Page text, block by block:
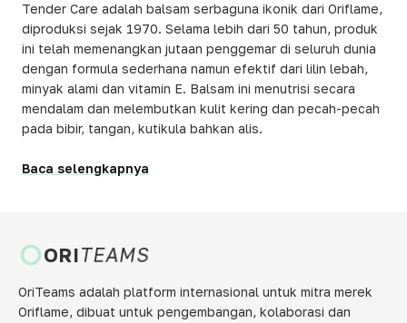
Tender Care adalah balsam serbaguna ikonik dari Oriflame,
diproduksi sejak 1970. Selama lebih dari 50 tahun, produk
ini telah memenangkan jutaan penggemar di seluruh dunia
dengan formula sederhana namun efektif dari lilin lebah,
minyak alami dan vitamin E. Balsam ini menutrisi secara
mendalam dan melembutkan kulit kering dan pecah-pecah
pada bibir, tangan, kutikula bahkan alis.
Baca selengkapnya
ORITEAMS
OriTeams adalah platform internasional untuk mitra merek
Oriflame, dibuat untuk pengembangan, kolaborasi dan